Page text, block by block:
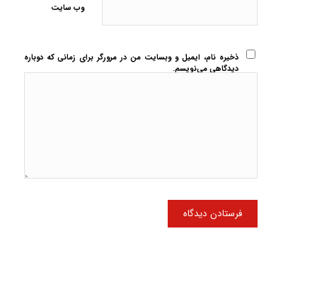
وب‌ سایت
ذخیره نام، ایمیل و وبسایت من در مرورگر برای زمانی که دوباره
دیدگاهی می‌نویسم.